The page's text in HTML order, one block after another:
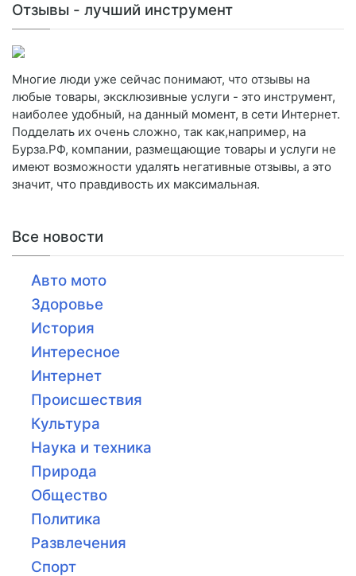
Отзывы - лучший инструмент
Многие люди уже сейчас понимают, что отзывы на
любые товары, эксклюзивные услуги - это инструмент,
наиболее удобный, на данный момент, в сети Интернет.
Подделать их очень сложно, так как,например, на
Бурза.РФ, компании, размещающие товары и услуги не
имеют возможности удалять негативные отзывы, а это
значит, что правдивость их максимальная.
Все новости
Авто мото
Здоровье
История
Интересное
Интернет
Происшествия
Культура
Наука и техника
Природа
Общество
Политика
Развлечения
Спорт